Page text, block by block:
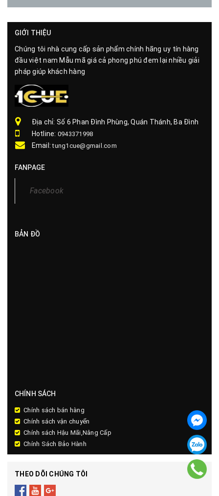
GIỚI THIỆU
Chúng tôi nhà cung cấp sản phẩm chính hãng uy tín hàng
đầu việt nam Mẫu mã giá cả phong phú đem lại nhiều giải
pháp giúp khách hàng
Địa chỉ: Số 6 Phan Đình Phùng, Quán Thánh, Ba Đình
Hotline: 0943371998
Email:tung1cue@gmail.com
FANPAGE
Facebook
BẢN ĐỒ
CHÍNH SÁCH
Chính sách bán hàng
Chính sách vận chuyển
Chính sách Hậu Mãi,Nâng Cấp
Chính Sách Bảo Hành
THEO DÕI CHÚNG TÔI